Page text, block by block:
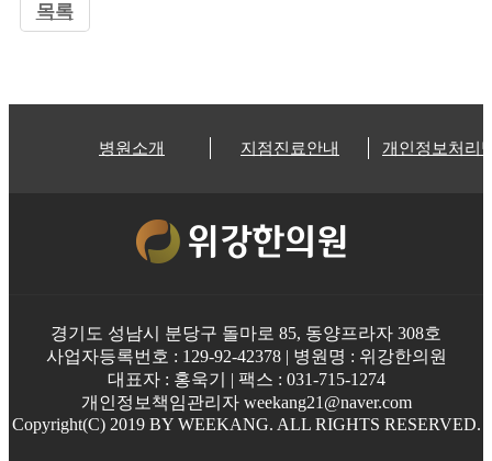
목록
병원소개 지점진료안내 개인정보처리
경기도 성남시 분당구 돌마로 85, 동양프라자 308호
사업자등록번호 : 129-92-42378 | 병원명 : 위강한의원
대표자 : 홍욱기 | 팩스 : 031-715-1274
개인정보책임관리자 weekang21@naver.com
Copyright(C) 2019 BY WEEKANG. ALL RIGHTS RESERVED.